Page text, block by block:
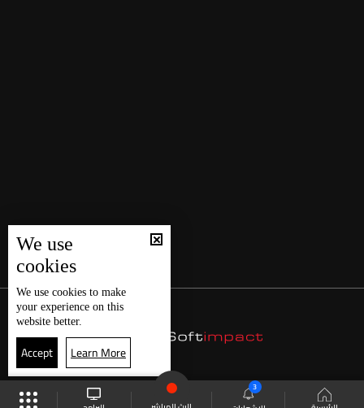
3
We use
cookies
We use cookies to make
your experience on this
website better.
Accept Learn More